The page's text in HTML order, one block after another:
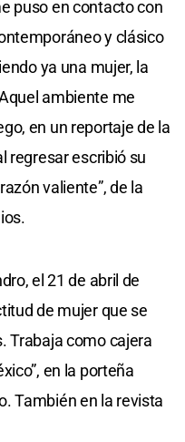
puso en contacto con
y clásico
ya una mujer, la
ambiente me
en un reportaje de la
regresar escribió su
valiente”, de la
el 21 de abril de
de mujer que se
Trabaja como cajera
en la porteña
También en la revista